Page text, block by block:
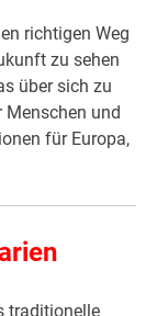
richtigen Weg
zu sehen
über sich zu
Menschen und
für Europa,
traditionelle